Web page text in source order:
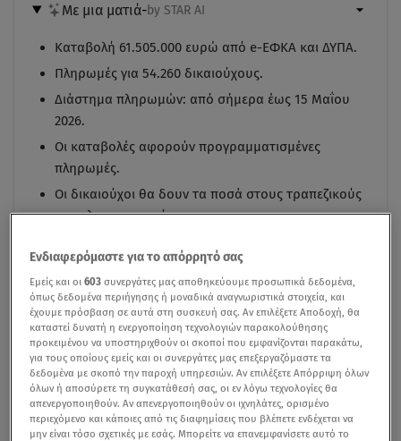
Με μια ματιά-by STAR AI
Καταβολή 61.505.000 ευρώ από e-ΕΦΚΑ και ΔΥΠΑ.
Πληρωμές για 54.260 δικαιούχους.
Διάστημα πληρωμών: από σήμερα έως 15 Μαΐου
2026.
Οι καταβολές αφορούν προγραμματισμένες
πληρωμές.
Οι δικαιούχοι θα δουν τα ποσά στους τραπεζικούς
τους λογαριασμούς.
Ενδιαφερόμαστε για το απόρρητό σας
Εμείς και οι603 συνεργάτες μας αποθηκεύουμε προσωπικά δεδομένα,
όπως δεδομένα περιήγησης ή μοναδικά αναγνωριστικά στοιχεία, και
έχουμε πρόσβαση σε αυτά στη συσκευή σας. Αν επιλέξετε Αποδοχή, θα
καταστεί δυνατή η ενεργοποίηση τεχνολογιών παρακολούθησης
προκειμένου να υποστηριχθούν οι σκοποί που εμφανίζονται παρακάτω,
για τους οποίους εμείς και οι συνεργάτες μας επεξεργαζόμαστε τα
δεδομένα με σκοπό την παροχή υπηρεσιών. Αν επιλέξετε Απόρριψη όλων
όλων ή αποσύρετε τη συγκατάθεσή σας, οι εν λόγω τεχνολογίες θα
απενεργοποιηθούν. Αν απενεργοποιηθούν οι ιχνηλάτες, ορισμένο
περιεχόμενο και κάποιες από τις διαφημίσεις που βλέπετε ενδέχεται να
μην είναι τόσο σχετικές με εσάς. Μπορείτε να επανεμφανίσετε αυτό το